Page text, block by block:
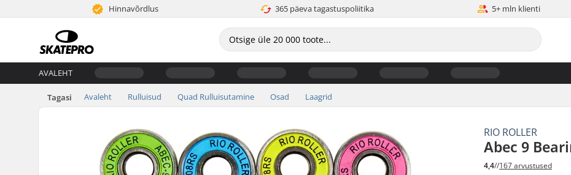
Hinnavõrdlus 365 päeva tagastuspoliitika 5+ mln klienti
AVALEHT
Tagasi Avaleht Rulluisud Quad Rulluisutamine Osad Laagrid
RIO ROLLER
Abec 9
4,4//167 arvustused